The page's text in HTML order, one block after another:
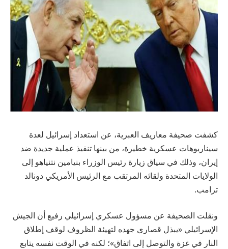
كشفت صحيفة معاريف العبرية، عن استعداد إسرائيل لعدة
سيناريوهات عسكرية خطيرة، من بينها تنفيذ عملية جديدة ضد
إيران، وذلك في سياق زيارة رئيس الوزراء بنيامين نتنياهو إلى
الولايات المتحدة ولقائه المرتقب مع الرئيس الأمريكي دونالد
ترامب.
ونقلت الصحيفة عن مسؤول عسكري إسرائيلي رفيع أن الجيش
الإسرائيلي «يبذل قصارى جهده لتهيئة الظروف لوقف إطلاق
النار في غزة والتوصل إلى اتفاق»؛ لكنه في الوقت نفسه يتابع